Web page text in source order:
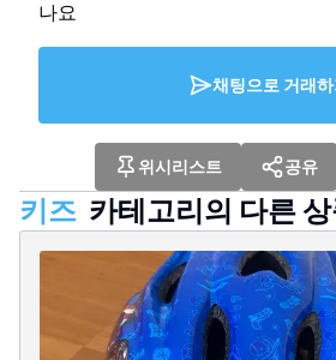
나요
채팅으로 거래하
위시리스트 공유
키즈 카테고리의 다른